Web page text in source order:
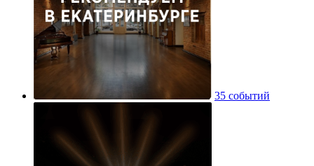
35 событий